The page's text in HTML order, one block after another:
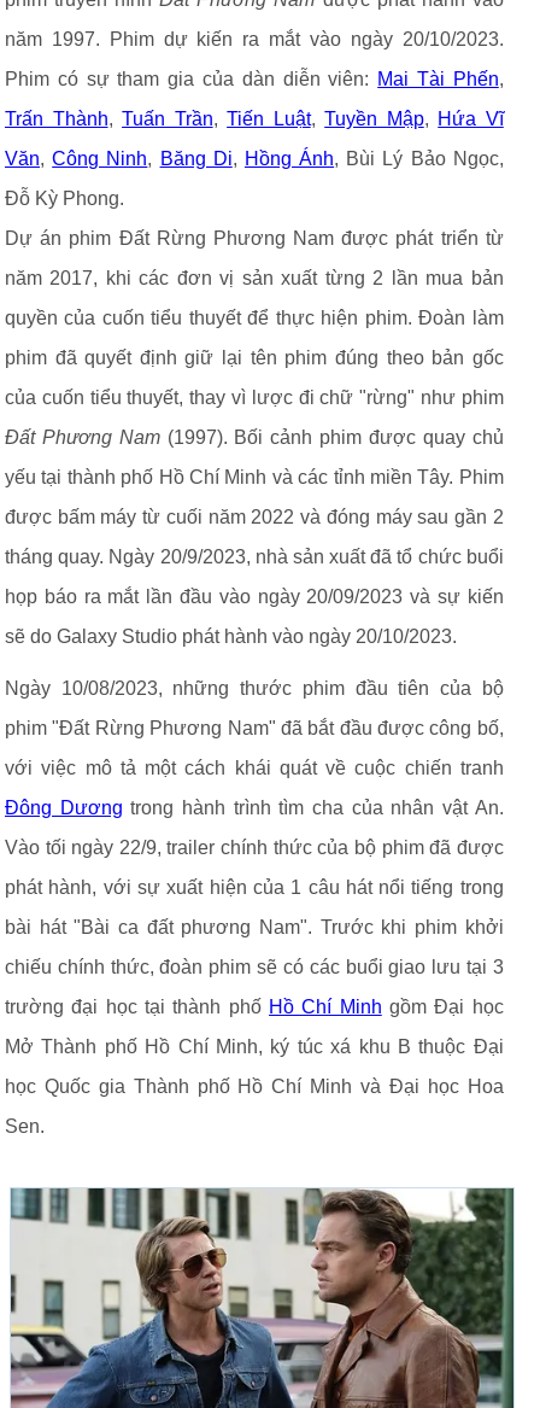
năm 1997. Phim dự kiến ra mắt vào ngày 20/10/2023.
Phim có sự tham gia của dàn diễn viên: Mai Tài Phến,
Trấn Thành,Tuấn Trần,Tiến Luật,Tuyền Mập, Hứa Vĩ
Văn,Công Ninh, Băng Di, Hồng Ánh, Bùi Lý Bảo Ngọc,
Đỗ Kỳ Phong.
Dự án phim Đất Rừng Phương Nam được phát triển từ
năm 2017, khi các đơn vị sản xuất từng 2 lần mua bản
quyền của cuốn tiểu thuyết để thực hiện phim. Đoàn làm
phim đã quyết định giữ lại tên phim đúng theo bản gốc
của cuốn tiểu thuyết, thay vì lược đi chữ "rừng" như phim
Đất Phương Nam(1997). Bối cảnh phim được quay chủ
yếu tại thành phố Hồ Chí Minh và các tỉnh miền Tây. Phim
được bấm máy từ cuối năm 2022 và đóng máy sau gần 2
tháng quay. Ngày 20/9/2023, nhà sản xuất đã tổ chức buổi
họp báo ra mắt lần đầu vào ngày 20/09/2023 và sự kiến
sẽ do Galaxy Studio phát hành vào ngày 20/10/2023.
Ngày 10/08/2023, những thước phim đầu tiên của bộ
phim "Đất Rừng Phương Nam" đã bắt đầu được công bố,
với việc mô tả một cách khái quát về cuộc chiến tranh
Đông Dương trong hành trình tìm cha của nhân vật An.
Vào tối ngày 22/9, trailer chính thức của bộ phim đã được
phát hành, với sự xuất hiện của 1 câu hát nổi tiếng trong
bài hát "Bài ca đất phương Nam". Trước khi phim khởi
chiếu chính thức, đoàn phim sẽ có các buổi giao lưu tại 3
trường đại học tại thành phố Hồ Chí Minh gồm Đại học
Mở Thành phố Hồ Chí Minh, ký túc xá khu B thuộc Đại
học Quốc gia Thành phố Hồ Chí Minh và Đại học Hoa
Sen.